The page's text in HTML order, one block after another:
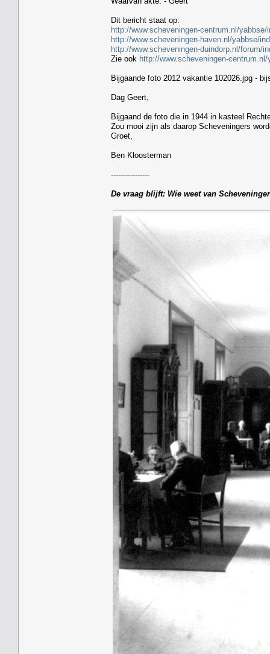
Dit bericht staat op:
http://www.scheveningen-centrum.nl/
http://www.scheveningen-haven.nl/yabbse/
http://www.scheveningen-duindorp.nl/forum/
Zie ook http://www.scheveningen-
Bijgaande foto 2012 vakantie 102026.jpg -
Dag Geert,
Bijgaand de foto die in 1944 in kasteel
Zou mooi zijn als daarop Scheveningers
Groet,
Ben Kloosterman
----------------
De vraag blijft: Wie weet van